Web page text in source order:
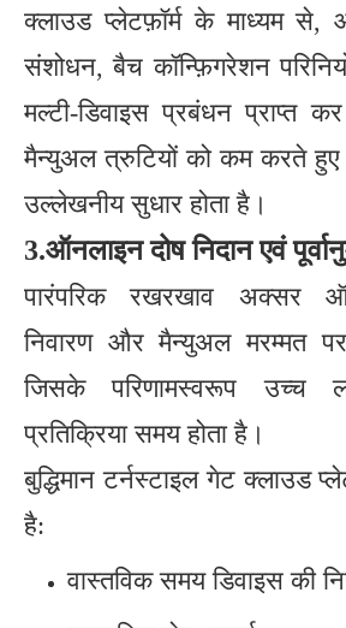
क्लाउड प्लेटफ़ॉर्म के माध्यम
संशोधन, बैच कॉन्फ़िगरेशन
मल्टी-डिवाइस प्रबंधन प्राप्त
मैन्युअल त्रुटियों को कम करते हुए
उल्लेखनीय सुधार होता है।
3.ऑनलाइन दोष निदान एवं
पारंपरिक रखरखाव अक्सर
निवारण और मैन्युअल मरम्मत
जिसके परिणामस्वरूप उच्च
प्रतिक्रिया समय होता है।
बुद्धिमान टर्नस्टाइल गेट क्लाउड
है:
वास्तविक समय डिवाइस की